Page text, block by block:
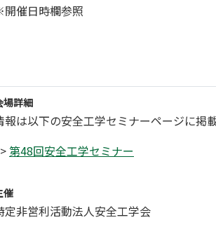
催日時欄参照
場詳細
報は以下の安全工学セミナーページに掲載
第48回安全工学セミナー
催
定非営利活動法人安全工学会